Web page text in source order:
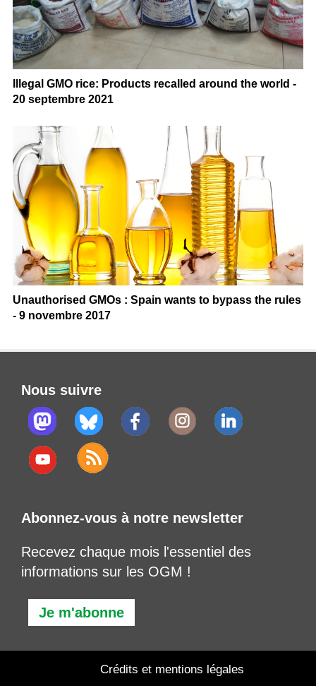
Illegal GMO rice: Products recalled around the world -
20 septembre 2021
Unauthorised GMOs : Spain wants to bypass the rules
- 9 novembre 2017
Nous suivre
Abonnez-vous à notre newsletter
Recevez chaque mois l'essentiel des
informations sur les OGM !
Je m'abonne
Crédits et mentions légales